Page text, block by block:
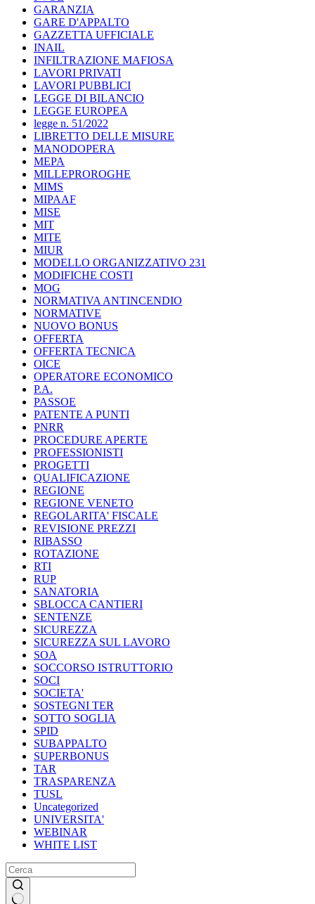
GARANZIA
GARE D'APPALTO
GAZZETTA UFFICIALE
INAIL
INFILTRAZIONE MAFIOSA
LAVORI PRIVATI
LAVORI PUBBLICI
LEGGE DI BILANCIO
LEGGE EUROPEA
legge n. 51/2022
LIBRETTO DELLE MISURE
MANODOPERA
MEPA
MILLEPROROGHE
MIMS
MIPAAF
MISE
MIT
MITE
MIUR
MODELLO ORGANIZZATIVO 231
MODIFICHE COSTI
MOG
NORMATIVA ANTINCENDIO
NORMATIVE
NUOVO BONUS
OFFERTA
OFFERTA TECNICA
OICE
OPERATORE ECONOMICO
P.A.
PASSOE
PATENTE A PUNTI
PNRR
PROCEDURE APERTE
PROFESSIONISTI
PROGETTI
QUALIFICAZIONE
REGIONE
REGIONE VENETO
REGOLARITA' FISCALE
REVISIONE PREZZI
RIBASSO
ROTAZIONE
RTI
RUP
SANATORIA
SBLOCCA CANTIERI
SENTENZE
SICUREZZA
SICUREZZA SUL LAVORO
SOA
SOCCORSO ISTRUTTORIO
SOCI
SOCIETA'
SOSTEGNI TER
SOTTO SOGLIA
SPID
SUBAPPALTO
SUPERBONUS
TAR
TRASPARENZA
TUSL
Uncategorized
UNIVERSITA'
WEBINAR
WHITE LIST